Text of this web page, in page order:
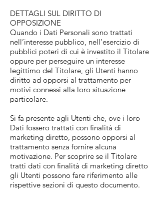
DETTAGLI SUL DIRITTO DI
OPPOSIZIONE
Quando i Dati Personali sono trattati
nell’interesse pubblico, nell’esercizio di
pubblici poteri di cui è investito il Titolare
oppure per perseguire un interesse
legittimo del Titolare, gli Utenti hanno
diritto ad opporsi al trattamento per
motivi connessi alla loro situazione
particolare.
Si fa presente agli Utenti che, ove i loro
Dati fossero trattati con finalità di
marketing diretto, possono opporsi al
trattamento senza fornire alcuna
motivazione. Per scoprire se il Titolare
tratti dati con finalità di marketing diretto
gli Utenti possono fare riferimento alle
rispettive sezioni di questo documento.